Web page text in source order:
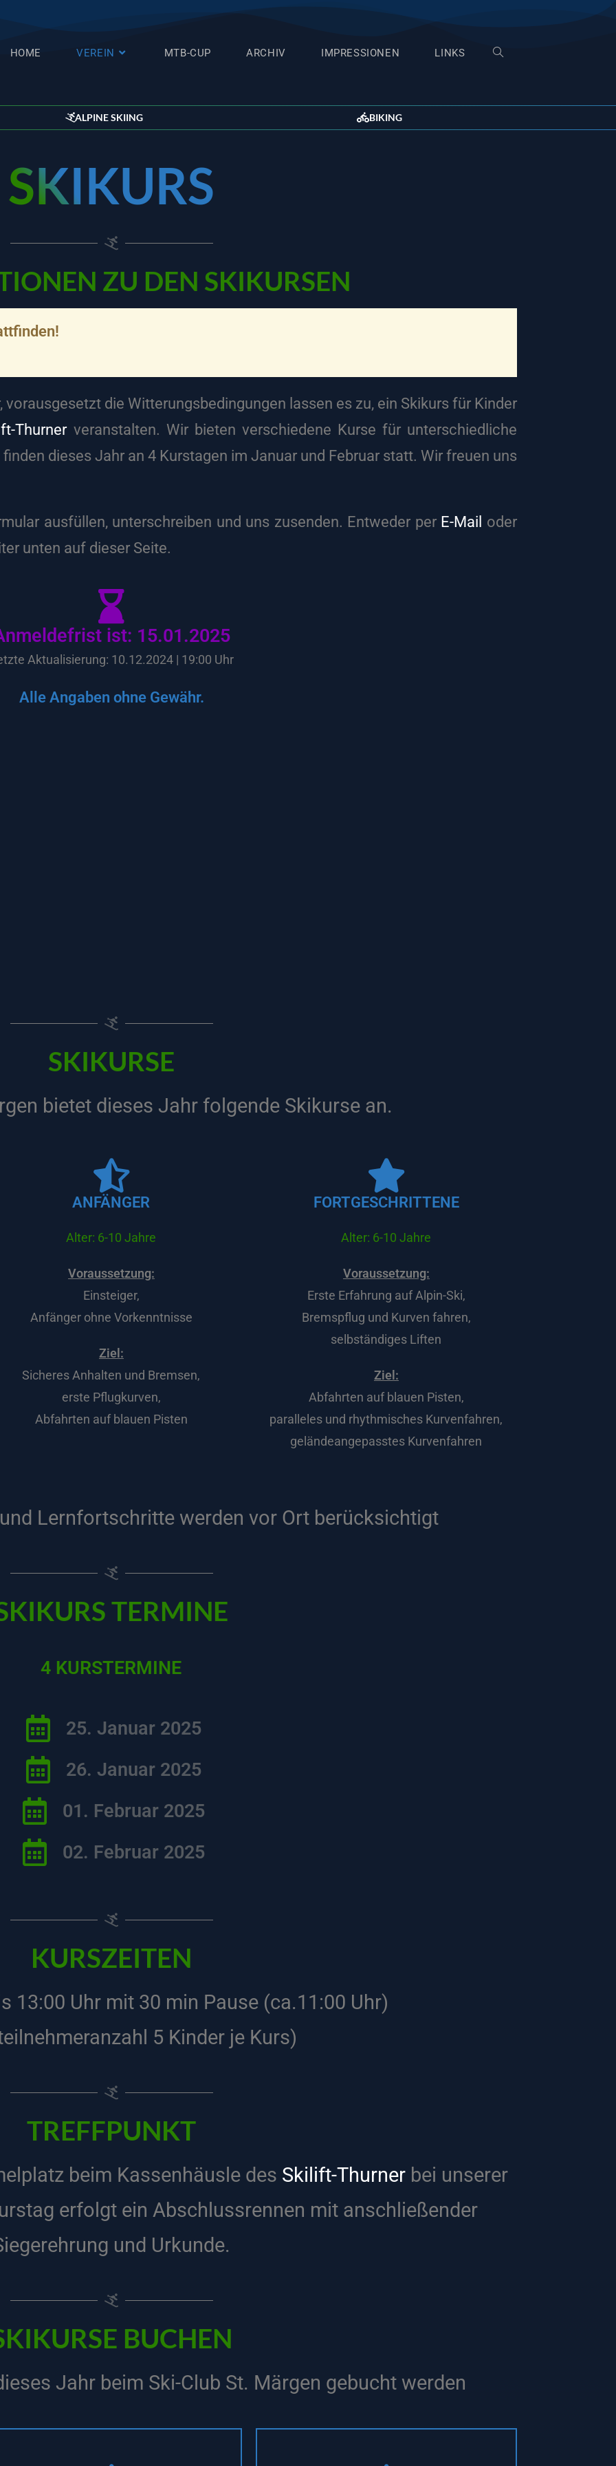
HOME VEREIN MTB-CUP ARCHIV IMPRESSIONEN LINKS
ALPINE SKIING BIKING
SKIKURS
ZU DEN SKIKURSEN
vorausgesetzt die Witterungsbedingungen lassen es zu, ein Skikurs für Kinder
Thurnerveranstalten. Wir bieten verschiedene Kurse für unterschiedliche
dieses Jahr an 4 Kurstagen im Januar und Februar statt. Wir freuen uns
ausfüllen, unterschreiben und uns zusenden. Entweder per E-Mail oder
unten auf dieser Seite.
ist: 15.01.2025
Aktualisierung: 10.12.2024 | 19:00 Uhr
Alle Angaben ohne Gewähr.
SKIKURSE
bietet dieses Jahr folgende Skikurse an.
ANFÄNGER
Alter: 6-10 Jahre
Voraussetzung:
Einsteiger,
Anfänger ohne Vorkenntnisse
Ziel:
Sicheres Anhalten und Bremsen,
erste Pflugkurven,
Abfahrten auf blauen Pisten
FORTGESCHRITTENE
Alter: 6-10 Jahre
Voraussetzung:
Erste Erfahrung auf Alpin-Ski,
Bremspflug und Kurven fahren,
selbständiges Liften
Ziel:
Abfahrten auf blauen Pisten,
paralleles und rhythmisches Kurvenfahren,
geländeangepasstes Kurvenfahren
Lernfortschritte werden vor Ort berücksichtigt
TERMINE
4 KURSTERMINE
25. Januar 2025
26. Januar 2025
01. Februar 2025
02. Februar 2025
KURSZEITEN
13:00 Uhr mit 30 min Pause (ca.11:00 Uhr)
5 Kinder je Kurs)
TREFFPUNKT
beim Kassenhäusle des Skilift-Thurnerbei unserer
erfolgt ein Abschlussrennen mit anschließender
und Urkunde.
BUCHEN
Jahr beim Ski-Club St. Märgen gebucht werden